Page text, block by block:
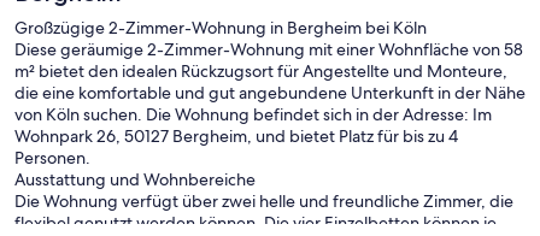
Großzügige 2-Zimmer-Wohnung in Bergheim bei Köln
Diese geräumige 2-Zimmer-Wohnung mit einer Wohnfläche von 58
m² bietet den idealen Rückzugsort für Angestellte und Monteure,
die eine komfortable und gut angebundene Unterkunft in der Nähe
von Köln suchen. Die Wohnung befindet sich in der Adresse: Im
Wohnpark 26, 50127 Bergheim, und bietet Platz für bis zu 4
Personen.
Ausstattung und Wohnbereiche
Die Wohnung verfügt über zwei helle und freundliche Zimmer, die
flexibel genutzt werden können. Die vier Einzelbetten können je